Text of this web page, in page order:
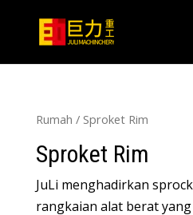
Rumah / Sproket Rim
Sproket Rim
JuLi menghadirkan
rangkaian alat berat